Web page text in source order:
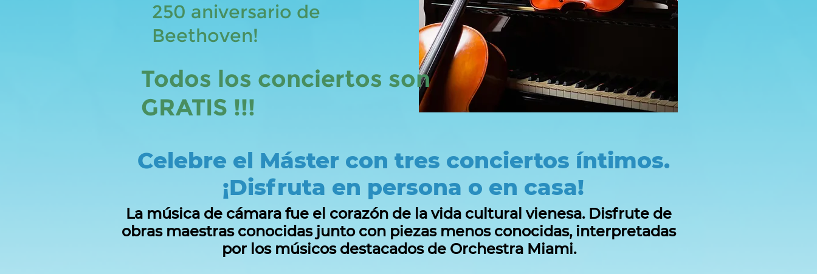
250 aniversario de
Beethoven!
Todos los conciertos son
GRATIS !!!
Celebre el Máster con tres conciertos íntimos.
¡Disfruta en persona o en casa!
La música de cámara fue el corazón de la vida cultural vienesa. Disfrute de
obras maestras conocidas junto con piezas menos conocidas, interpretadas
por los músicos destacados de Orchestra Miami.